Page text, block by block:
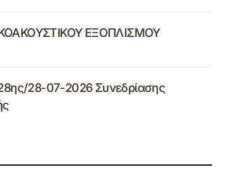
ΕΞΟΠΛΙΣΜΟΥ
28-07-2026 Συνεδρίασης